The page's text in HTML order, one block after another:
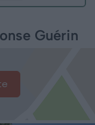
Guérin